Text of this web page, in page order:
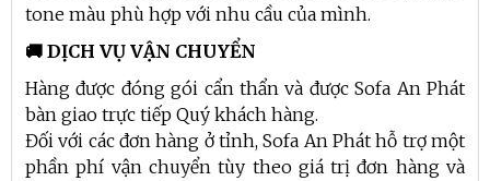
tone màu phù hợp với nhu cầu của mình.
🚚 DỊCH VỤ VẬN CHUYỂN
Hàng được đóng gói cẩn thẩn và được Sofa An Phát
bàn giao trực tiếp Quý khách hàng.
Đối với các đơn hàng ở tỉnh, Sofa An Phát hỗ trợ một
phần phí vận chuyển tùy theo giá trị đơn hàng và